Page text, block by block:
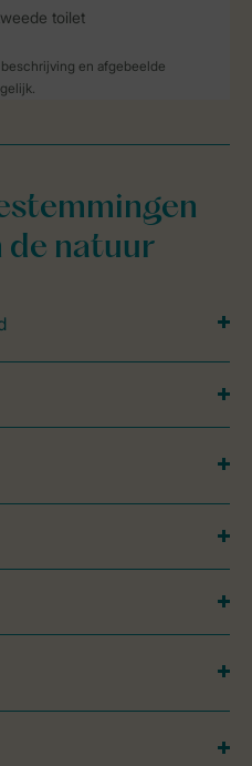
toilet
en afgebeelde
de natuur